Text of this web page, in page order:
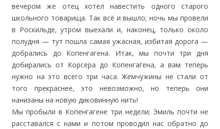
вечером же отец хотел навестить одного старого
школьного товарища. Так всё и вышло; ночь мы провели
в Роскильде, утром выехали и, наконец, только около
полудня — тут пошла самая ужасная, избитая дорога —
добрались до Копенгагена. Итак, мы почти три дня
добирались от Корсёра до Копенгагена, а вам теперь
нужно на это всего три часа. Жемчужины не стали от
того прекраснее, это невозможно, но теперь они
нанизаны на новую диковинную нить!
Мы пробыли в Копенгагене три недели; Эмиль почти не
расставался с нами и потом проводил нас обратно до